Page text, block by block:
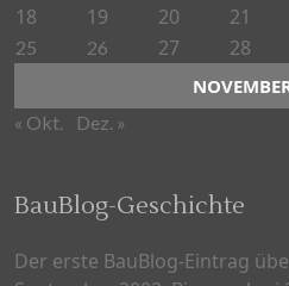
18
19 20 21
25 26 27 28
« Okt. Dez. »
BauBlog-Geschichte
Der erste BauBlog-Eintrag